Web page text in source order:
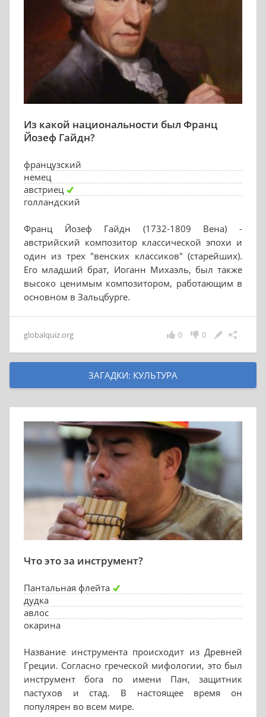
Из какой национальности был Франц
Йозеф Гайдн?
французский
немец
австриец
голландский
Франц Йозеф Гайдн (1732-1809 Вена) -
австрийский композитор классической эпохи и
один из трех "венских классиков" (старейших).
Его младший брат, Иоганн Михаэль, был также
высоко ценимым композитором, работающим в
основном в Зальцбурге.
globalquiz.org 0
0
ЗАГАДКИ: КУЛЬТУРА
Что это за инструмент?
Пантальная флейта
дудка
авлос
окарина
Название инструмента происходит из Древней
Греции. Согласно греческой мифологии, это был
инструмент бога по имени Пан, защитник
пастухов и стад. В настоящее время он
популярен во всем мире.